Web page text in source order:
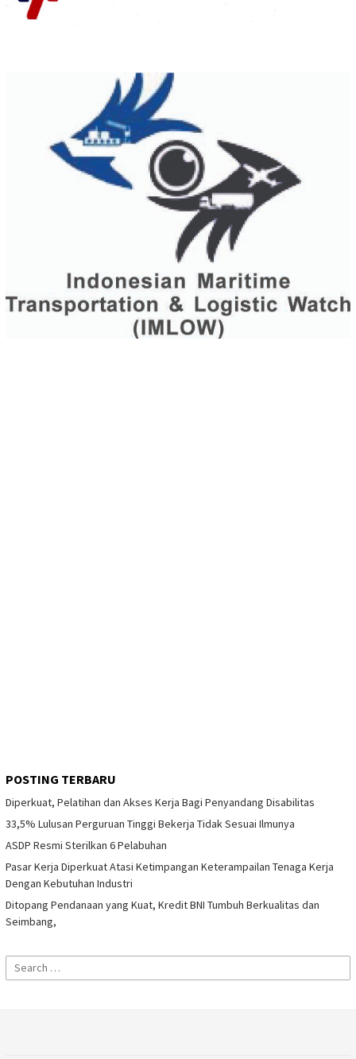
POSTING TERBARU
Diperkuat, Pelatihan dan Akses Kerja Bagi Penyandang Disabilitas
33,5% Lulusan Perguruan Tinggi Bekerja Tidak Sesuai Ilmunya
ASDP Resmi Sterilkan 6 Pelabuhan
Pasar Kerja Diperkuat Atasi Ketimpangan Keterampailan Tenaga Kerja
Dengan Kebutuhan Industri
Ditopang Pendanaan yang Kuat, Kredit BNI Tumbuh Berkualitas dan
Seimbang,
Search
for: